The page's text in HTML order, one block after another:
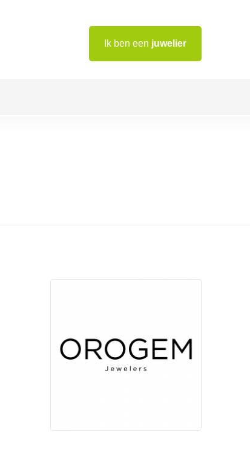
Ik ben een juwelier